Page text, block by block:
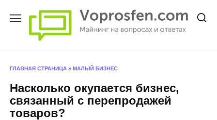
ГЛАВНАЯ СТРАНИЦА » МАЛЫЙ БИЗНЕС
Насколько окупается бизнес,
связанный с перепродажей
товаров?